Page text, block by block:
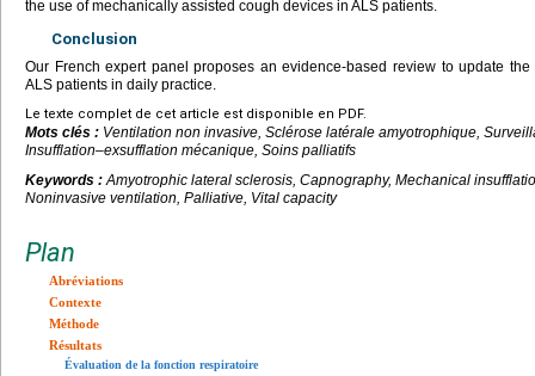
the use of mechanically assisted cough devices in ALS patients.
Conclusion
Our French expert panel proposes an evidence-based review to update
ALS patients in daily practice.
Le texte complet de cet article est disponible en PDF.
Mots clés : Ventilation non invasive, Sclérose latérale amyotrophique,
Insufflation–exsufflation mécanique, Soins palliatifs
Keywords :Amyotrophic lateral sclerosis, Capnography, Mechanical
Noninvasive ventilation, Palliative, Vital capacity
Plan
Abréviations
Contexte
Méthode
Résultats
Évaluation de la fonction respiratoire